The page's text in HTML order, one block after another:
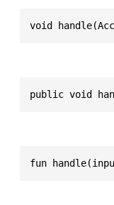
void
public void
fun